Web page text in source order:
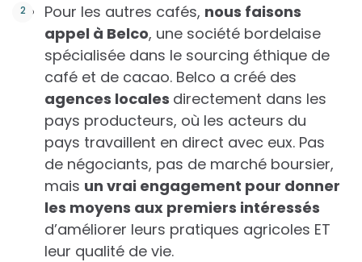
Pour les autres cafés, nous faisons
appel à Belco, une société bordelaise
spécialisée dans le sourcing éthique de
café et de cacao. Belco a créé des
agences locales directement dans les
pays producteurs, où les acteurs du
pays travaillent en direct avec eux. Pas
de négociants, pas de marché boursier,
mais un vrai engagement pour donner
les moyens aux premiers intéressés
d’améliorer leurs pratiques agricoles ET
leur qualité de vie.